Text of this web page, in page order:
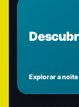
Explorar a noite